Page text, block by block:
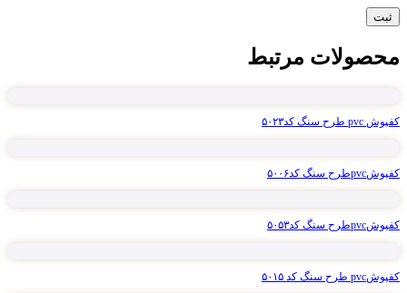
محصولات مرتبط
کفپوش pvc طرح سنگ کد۵۰۲۳
کفپوشpvcطرح سنگ کد۵۰۰۶
کفپوشpvcطرح سنگ کد۵۰۵۳
کفپوشpvc طرح سنگ کد ۵۰۱۵